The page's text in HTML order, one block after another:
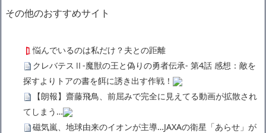
その他のおすすめサイト
悩んでいるのは私だけ？夫との距離
クレバテスⅡ-魔獣の王と偽りの勇者伝承- 第4話 感想：敵を
探すよりトアの書を餌に誘き出す作戦！
【朗報】齋藤飛鳥、前屈みで完全に見えてる動画が拡散され
てしまう…
磁気嵐、地球由来のイオンが主導…JAXAの衛星「あらせ」が